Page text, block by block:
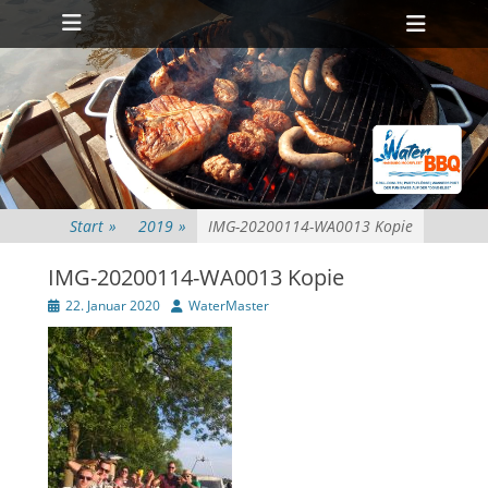
Primäres Menü
Zum
Inhalt
springen
Start » 2019 » IMG-20200114-WA0013 Kopie
IMG-20200114-WA0013 Kopie
Veröffentlicht
am
22. Januar 2020 AutorWaterMaster